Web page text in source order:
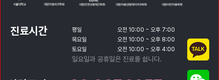
진료시간 평일
오전 10:00 ~ 오후 7:00
목요일
오전 10:00 ~ 오후 8:00
토요일
오전 10:00 ~ 오후 4:00
일요일과 공휴일은 진료를 쉽니다.